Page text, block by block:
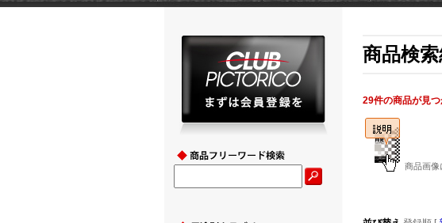
商品検
29件の商品が見つ
商品画像